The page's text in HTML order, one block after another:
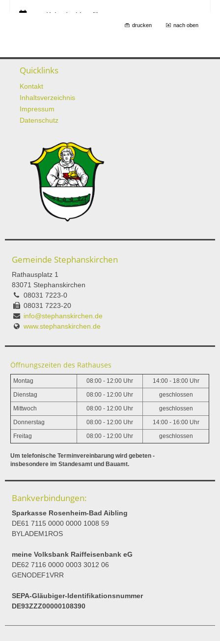
drucken nach oben
Quicklinks
Kontakt
Inhaltsverzeichnis
Impressum
Datenschutz
Gemeinde Stephanskirchen
Rathausplatz 1
83071 Stephanskirchen
08031 7223-0
08031 7223-20
info@stephanskirchen.de
www.stephanskirchen.de
Öffnungszeiten des Rathauses
Montag 08:00 - 12:00 Uhr 14:00 - 18:00 Uhr
Dienstag 08:00 - 12:00 Uhr geschlossen
Mittwoch 08:00 - 12:00 Uhr geschlossen
Donnerstag 08:00 - 12:00 Uhr 14:00 - 16:00 Uhr
Freitag 08:00 - 12:00 Uhr geschlossen
Um telefonische Terminvereinbarung wird gebeten -
insbesondere im Standesamt und Bauamt.
Bankverbindungen:
Sparkasse Rosenheim-Bad Aibling
DE61 7115 0000 0000 1008 59
BYLADEM1ROS
meine Volksbank Raiffeisenbank eG
DE62 7116 0000 0003 3012 06
GENODEF1VRR
SEPA-Gläubiger-Identifikationsnummer
DE93ZZZ00000108390